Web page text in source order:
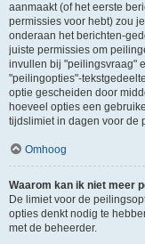
aanmaakt (of het eerste
permissies voor hebt) zou
onderaan het berichten-
juiste permissies om
invullen bij "peilingsvraag"
"peilingopties"-
optie gescheiden door
hoeveel opties een
tijdslimiet in dagen voor de
Omhoog
Waarom kan ik niet meer
De limiet voor de
opties denkt nodig te
met de beheerder.